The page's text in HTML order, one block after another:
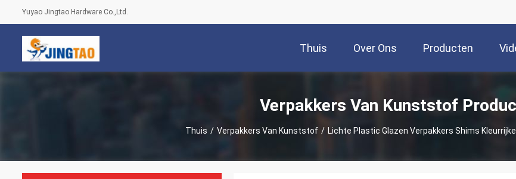
Yuyao Jingtao Hardware Co.,Ltd.
Thuis Over Ons Producten
Verpakkers Van Kunststof
Thuis / Verpakkers Van Kunststof / Lichte Plastic Glazen Verpakkers Shims